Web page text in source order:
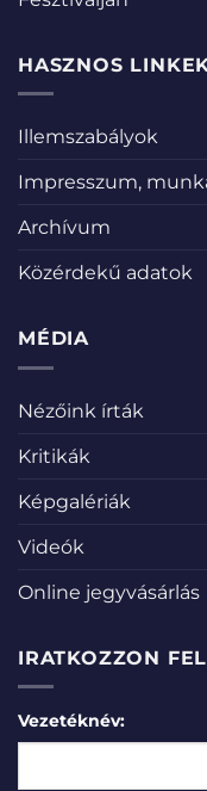
HASZNOS
Illemszabályok
Impresszum,
Archívum
Közérdekű adatok
MÉDIA
Nézőink írták
Kritikák
Képgalériák
Videók
Online jegyvásárlás
IRATKOZZON
Vezetéknév: